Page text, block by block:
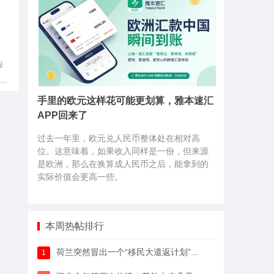
手里的欧元这样花可能更划算，雅本速汇
APP回来了
过去一年里，欧元兑人民币整体处在相对高
位。这意味着，如果收入同样是一份，但来源
是欧洲，那么在换算成人民币之后，能拿到的
实际价值会更高一些。
本周热帖排行
1 荷兰突然冒出一个“移民大遣返计划”，64万人已经签字支持